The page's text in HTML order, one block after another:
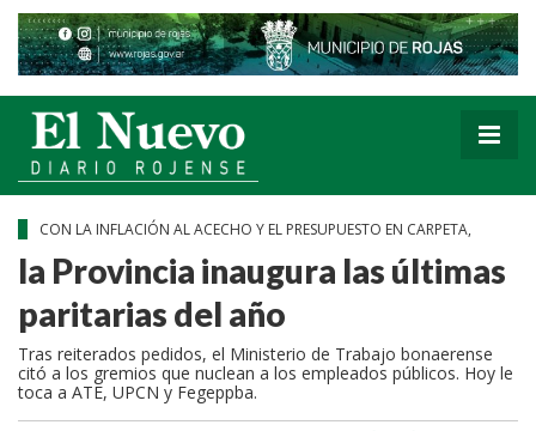
CON LA INFLACIÓN AL ACECHO Y EL PRESUPUESTO EN CARPETA,
la Provincia inaugura las últimas
paritarias del año
Tras reiterados pedidos, el Ministerio de Trabajo bonaerense
citó a los gremios que nuclean a los empleados públicos. Hoy le
toca a ATE, UPCN y Fegeppba.